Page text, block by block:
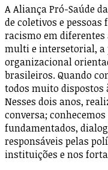
A Aliança Pró-Saúde
de coletivos e
racismo em diferentes
multi e intersetorial, a
organizacional
brasileiros. Quando
todos muito dispostos
Nesses dois anos,
conversa;
fundamentados,
responsáveis pelas
instituições e nos